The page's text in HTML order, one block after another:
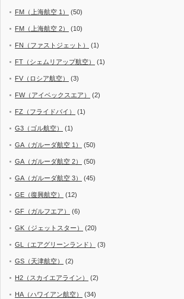
FM（上海航空 1） (50)
FM（上海航空 2） (10)
FN（ファストジェット） (1)
FT（シェムリアップ航空） (1)
FV（ロシア航空） (3)
FW（アイベックスエア） (2)
FZ（フライドバイ） (1)
G3（ゴル航空） (1)
GA（ガルーダ航空 1） (50)
GA（ガルーダ航空 2） (50)
GA（ガルーダ航空 3） (45)
GE（復興航空） (12)
GF（ガルフエア） (6)
GK（ジェットスター） (20)
GL（エアグリーンランド） (3)
GS（天津航空） (2)
H2（スカイエアライン） (2)
HA（ハワイアン航空） (34)